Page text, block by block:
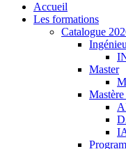
Accueil
Les formations
Catalogue
Master